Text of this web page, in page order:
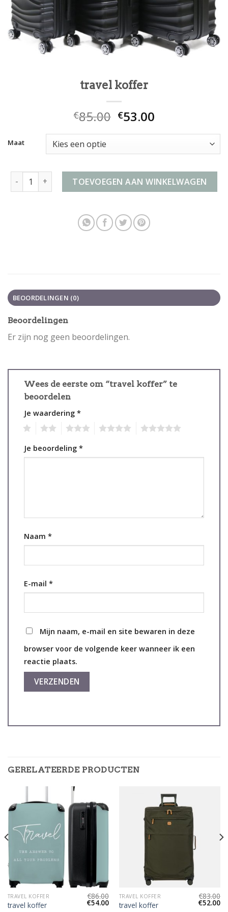
travel koffer
€85.00 €53.00
Maat
travel koffer aantalTOEVOEGEN AAN WINKELWAGEN
BEOORDELINGEN (0)
Beoordelingen
Er zijn nog geen beoordelingen.
Wees de eerste om “travel koffer” te
beoordelen
Je waardering *
Je beoordeling *
Naam *
E-mail *
Mijn naam, e-mail en site bewaren in deze
browser voor de volgende keer wanneer ik een
reactie plaats.
GERELATEERDE PRODUCTEN
TRAVEL KOFFER
travel koffer
€86.00
€54.00
TRAVEL KOFFER
travel koffer
€83.00
€52.00